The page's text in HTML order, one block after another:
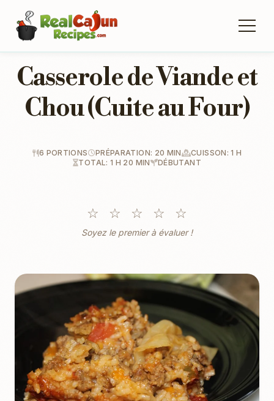
Casserole de Viande et
Chou (Cuite au Four)
6 PORTIONS PRÉPARATION: 20 MIN
CUISSON: 1 H
TOTAL: 1 H 20 MIN
DÉBUTANT
☆ ☆ ☆ ☆ ☆
Soyez le premier à évaluer !